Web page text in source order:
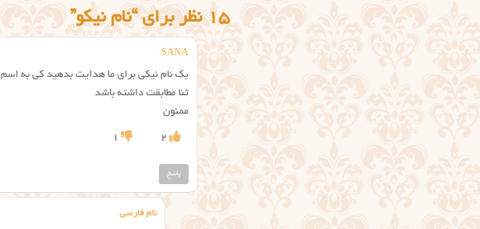
15 نظر برای “نام نیکو”
SANA
یک نام نیکی برای ما هدایت بدهید کی به اسم
ثنا مطابقت داشته باشد
ممنون
2
1
پاسخ
نام فارسی